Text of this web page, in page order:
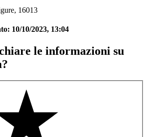
16013
10/10/2023, 13:04
le informazioni su